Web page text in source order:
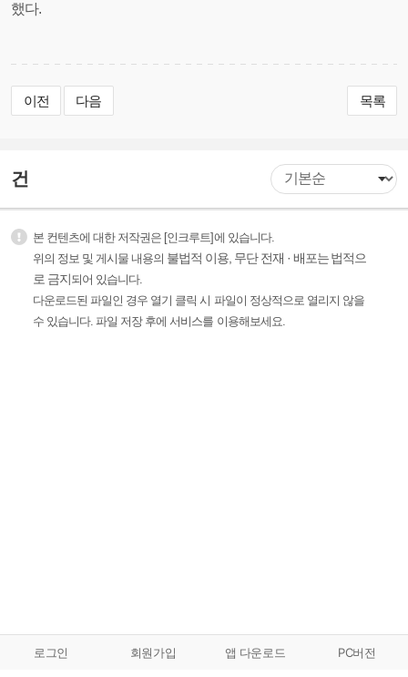
했다.
이전 다음 목록
건
본 컨텐츠에 대한 저작권은 [인크루트]에 있습니다.
위의 정보 및 게시물 내용의 불법적 이용, 무단 전재 · 배포는 법적으
로 금지되어 있습니다.
다운로드된 파일인 경우 열기 클릭 시 파일이 정상적으로 열리지 않을
수 있습니다. 파일 저장 후에 서비스를 이용해보세요.
로그인 회원가입 앱 다운로드 PC버전